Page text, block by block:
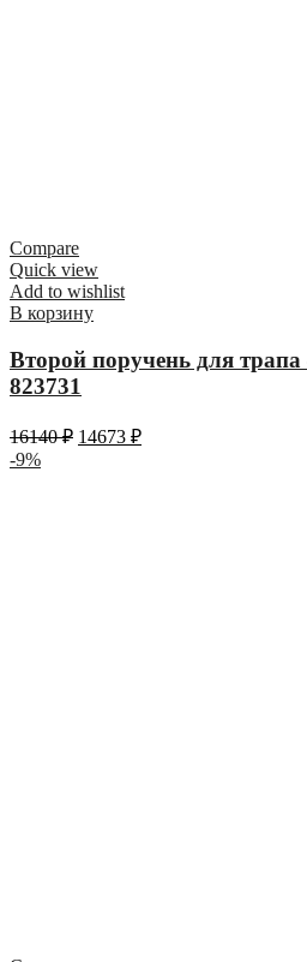
Compare
Quick view
Add to wishlist
В корзину
Второй поручень для
823731
16140₽ 14673 ₽
-9%